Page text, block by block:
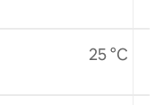
25 °C